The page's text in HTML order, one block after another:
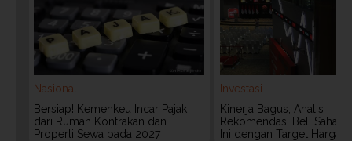
Nasional
Bersiap! Kemenkeu Incar Pajak
dari Rumah Kontrakan dan
Properti Sewa pada 2027
Investasi
Kinerja Bagus, Analis
Rekomendasi Beli Saham
Ini dengan Target Harga